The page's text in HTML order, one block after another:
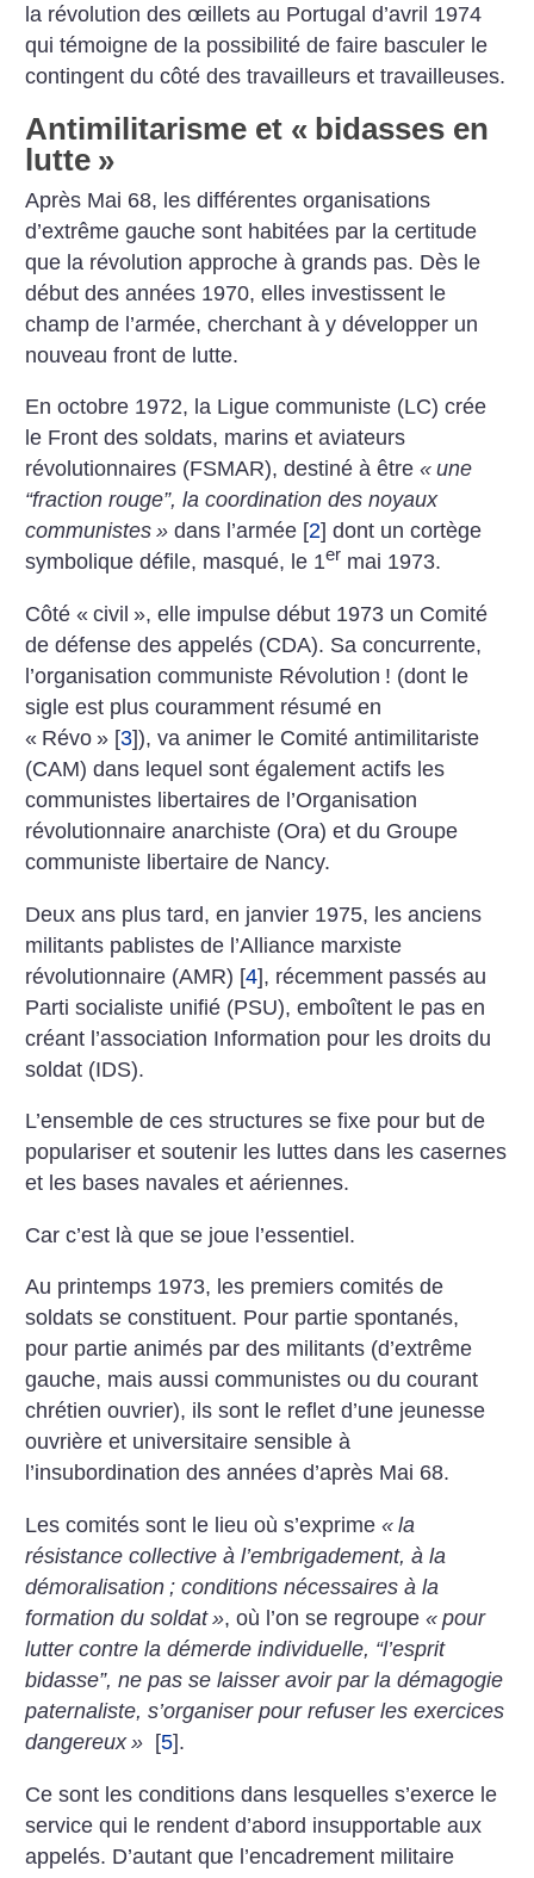
la révolution des œillets au Portugal d’avril 1974
qui témoigne de la possibilité de faire basculer le
contingent du côté des travailleurs et travailleuses.
Antimilitarisme et « bidasses en
lutte »
Après Mai 68, les différentes organisations
d’extrême gauche sont habitées par la certitude
que la révolution approche à grands pas. Dès le
début des années 1970, elles investissent le
champ de l’armée, cherchant à y développer un
nouveau front de lutte.
En octobre 1972, la Ligue communiste (LC) crée
le Front des soldats, marins et aviateurs
révolutionnaires (FSMAR), destiné à être« une
“fraction rouge”, la coordination des noyaux
communistes » dans l’armée [2] dont un cortège
symbolique défile, masqué, le 1er mai 1973.
Côté « civil », elle impulse début 1973 un Comité
de défense des appelés (CDA). Sa concurrente,
l’organisation communiste Révolution ! (dont le
sigle est plus couramment résumé en
« Révo » [3]), va animer le Comité antimilitariste
(CAM) dans lequel sont également actifs les
communistes libertaires de l’Organisation
révolutionnaire anarchiste (Ora) et du Groupe
communiste libertaire de Nancy.
Deux ans plus tard, en janvier 1975, les anciens
militants pablistes de l’Alliance marxiste
révolutionnaire (AMR) [4], récemment passés au
Parti socialiste unifié (PSU), emboîtent le pas en
créant l’association Information pour les droits du
soldat (IDS).
L’ensemble de ces structures se fixe pour but de
populariser et soutenir les luttes dans les casernes
et les bases navales et aériennes.
Car c’est là que se joue l’essentiel.
Au printemps 1973, les premiers comités de
soldats se constituent. Pour partie spontanés,
pour partie animés par des militants (d’extrême
gauche, mais aussi communistes ou du courant
chrétien ouvrier), ils sont le reflet d’une jeunesse
ouvrière et universitaire sensible à
l’insubordination des années d’après Mai 68.
Les comités sont le lieu où s’exprime« la
résistance collective à l’embrigadement, à la
démoralisation ; conditions nécessaires à la
formation du soldat », où l’on se regroupe« pour
lutter contre la démerde individuelle, “l’esprit
bidasse”, ne pas se laisser avoir par la démagogie
paternaliste, s’organiser pour refuser les exercices
dangereux » [5].
Ce sont les conditions dans lesquelles s’exerce le
service qui le rendent d’abord insupportable aux
appelés. D’autant que l’encadrement militaire